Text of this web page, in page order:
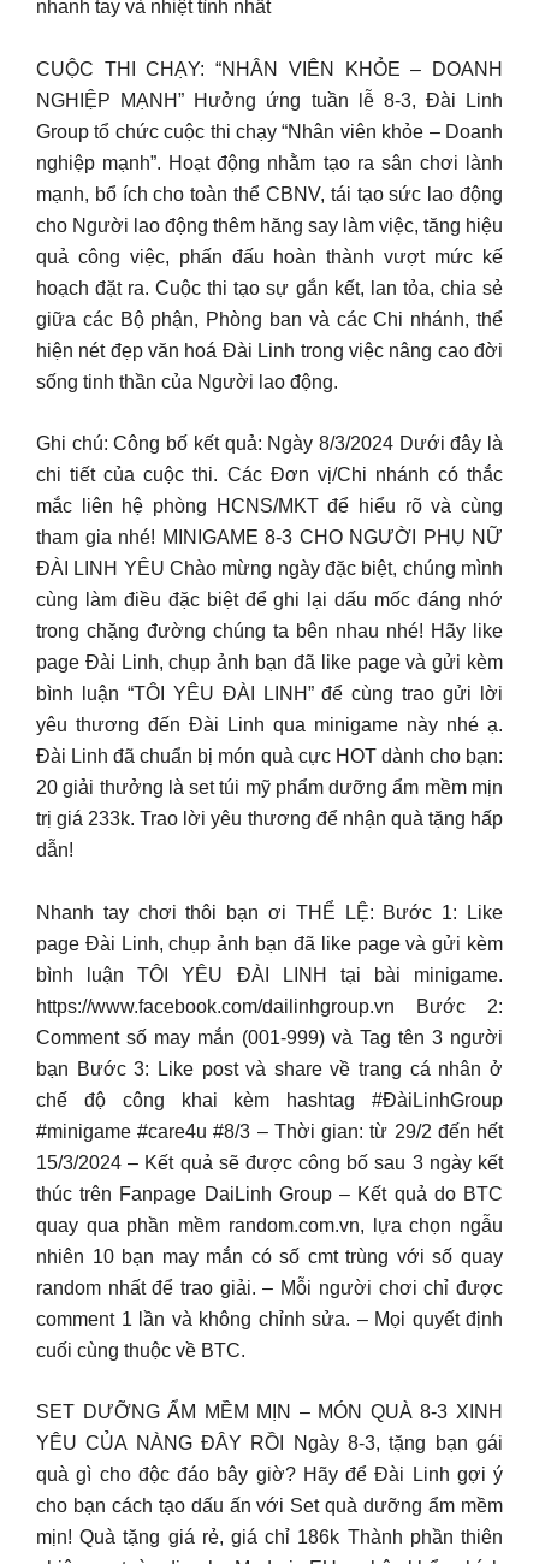
nhanh tay và nhiệt tình nhất
CUỘC THI CHẠY: “NHÂN VIÊN KHỎE – DOANH
NGHIỆP MẠNH” Hưởng ứng tuần lễ 8-3, Đài Linh
Group tổ chức cuộc thi chạy “Nhân viên khỏe – Doanh
nghiệp mạnh”. Hoạt động nhằm tạo ra sân chơi lành
mạnh, bổ ích cho toàn thể CBNV, tái tạo sức lao động
cho Người lao động thêm hăng say làm việc, tăng hiệu
quả công việc, phấn đấu hoàn thành vượt mức kế
hoạch đặt ra. Cuộc thi tạo sự gắn kết, lan tỏa, chia sẻ
giữa các Bộ phận, Phòng ban và các Chi nhánh, thể
hiện nét đẹp văn hoá Đài Linh trong việc nâng cao đời
sống tinh thần của Người lao động.
Ghi chú: Công bố kết quả: Ngày 8/3/2024 Dưới đây là
chi tiết của cuộc thi. Các Đơn vị/Chi nhánh có thắc
mắc liên hệ phòng HCNS/MKT để hiểu rõ và cùng
tham gia nhé! MINIGAME 8-3 CHO NGƯỜI PHỤ NỮ
ĐÀI LINH YÊU Chào mừng ngày đặc biệt, chúng mình
cùng làm điều đặc biệt để ghi lại dấu mốc đáng nhớ
trong chặng đường chúng ta bên nhau nhé! Hãy like
page Đài Linh, chụp ảnh bạn đã like page và gửi kèm
bình luận “TÔI YÊU ĐÀI LINH” để cùng trao gửi lời
yêu thương đến Đài Linh qua minigame này nhé ạ.
Đài Linh đã chuẩn bị món quà cực HOT dành cho bạn:
20 giải thưởng là set túi mỹ phẩm dưỡng ẩm mềm mịn
trị giá 233k. Trao lời yêu thương để nhận quà tặng hấp
dẫn!
Nhanh tay chơi thôi bạn ơi THỂ LỆ: Bước 1: Like
page Đài Linh, chụp ảnh bạn đã like page và gửi kèm
bình luận TÔI YÊU ĐÀI LINH tại bài minigame.
https://www.facebook.com/dailinhgroup.vn Bước 2:
Comment số may mắn (001-999) và Tag tên 3 người
bạn Bước 3: Like post và share về trang cá nhân ở
chế độ công khai kèm hashtag #ĐàiLinhGroup
#minigame #care4u #8/3 – Thời gian: từ 29/2 đến hết
15/3/2024 – Kết quả sẽ được công bố sau 3 ngày kết
thúc trên Fanpage DaiLinh Group – Kết quả do BTC
quay qua phần mềm random.com.vn, lựa chọn ngẫu
nhiên 10 bạn may mắn có số cmt trùng với số quay
random nhất để trao giải. – Mỗi người chơi chỉ được
comment 1 lần và không chỉnh sửa. – Mọi quyết định
cuối cùng thuộc về BTC.
SET DƯỠNG ẨM MỀM MỊN – MÓN QUÀ 8-3 XINH
YÊU CỦA NÀNG ĐÂY RỒI Ngày 8-3, tặng bạn gái
quà gì cho độc đáo bây giờ? Hãy để Đài Linh gợi ý
cho bạn cách tạo dấu ấn với Set quà dưỡng ẩm mềm
mịn! Quà tặng giá rẻ, giá chỉ 186k Thành phần thiên